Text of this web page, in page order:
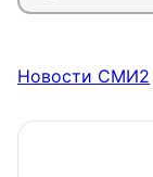
Новости СМИ2